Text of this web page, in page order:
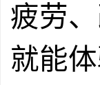
疲劳
就能